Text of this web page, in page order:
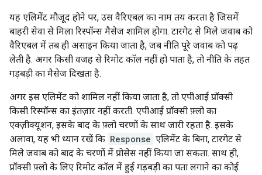
यह एलिमेंट मौजूद होने पर, उस वैरिएबल का नाम तय करता है जिसमें
बाहरी सेवा से मिला रिस्पॉन्स मैसेज शामिल होगा. टारगेट से मिले जवाब को
वैरिएबल में तब ही असाइन किया जाता है, जब नीति पूरे जवाब को पढ़
लेती है. अगर किसी वजह से रिमोट कॉल नहीं हो पाता है, तो नीति के तहत
गड़बड़ी का मैसेज दिखता है.
अगर इस एलिमेंट को शामिल नहीं किया जाता है, तो एपीआई प्रॉक्सी
किसी रिस्पॉन्स का इंतज़ार नहीं करती. एपीआई प्रॉक्सी फ़्लो का
एक्ज़ीक्यूशन, इसके बाद के फ़्लो चरणों के साथ जारी रहता है. इसके
अलावा, यह भी ध्यान रखें कि Response एलिमेंट के बिना, टारगेट से
मिले जवाब को बाद के चरणों में प्रोसेस नहीं किया जा सकता. साथ ही,
प्रॉक्सी फ़्लो के लिए रिमोट कॉल में हुई गड़बड़ी का पता लगाने का कोई